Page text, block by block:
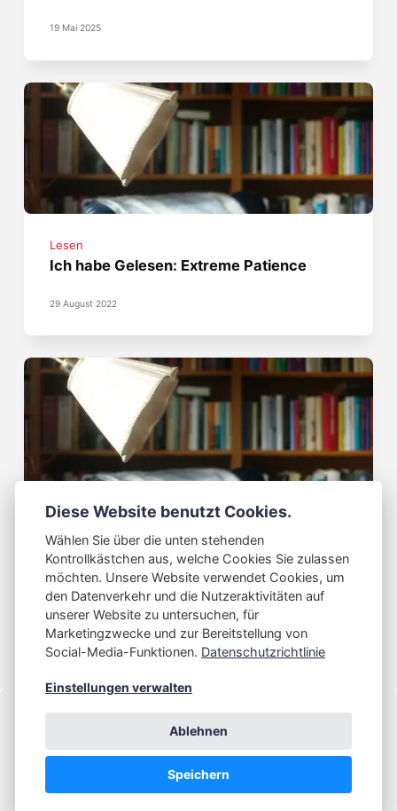
19 Mai 2025
Lesen
Ich habe Gelesen: Extreme Patience
29 August 2022
Lesen
Ich habe gelesen: Was Sie schon immer
über Aliens wissen wollten: und bisher
nicht zu fragen wagten
24 Oktober 2021
Copyright 2021 - 2023 by Jens Idelberger
Diese Website benutzt Cookies.
Wählen Sie über die unten stehenden
Kontrollkästchen aus, welche Cookies Sie zulassen
möchten. Unsere Website verwendet Cookies, um
den Datenverkehr und die Nutzeraktivitäten auf
unserer Website zu untersuchen, für
Marketingzwecke und zur Bereitstellung von
Social-Media-Funktionen. Datenschutzrichtlinie
Einstellungen verwalten
Ablehnen
Speichern